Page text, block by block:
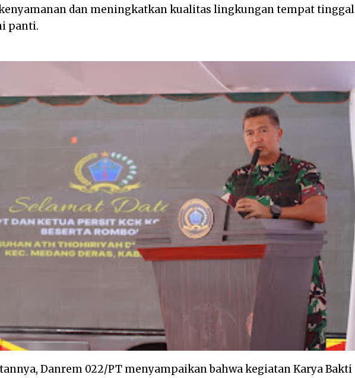
dan meningkatkan kualitas lingkungan tempat tinggal
panti.
Danrem 022/PT menyampaikan bahwa kegiatan Karya Bakti